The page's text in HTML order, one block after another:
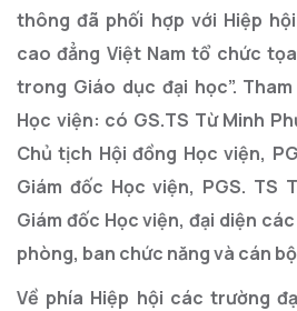
thông đã phối hợp với Hiệp
cao đẳng Việt Nam tổ chức
trong Giáo dục đại học”.
Học viện: có GS.TS Từ Minh
Chủ tịch Hội đồng Học viện,
Giám đốc Học viện, PGS. TS
Giám đốc Học viện, đại diện
phòng, ban chức năng và cán
Về phía Hiệp hội các trường